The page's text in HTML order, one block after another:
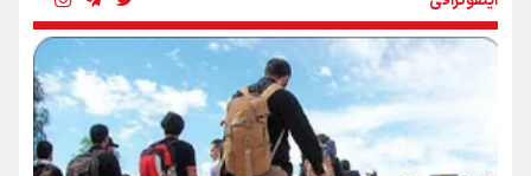
رسانه ملی و حق مردم برای شنیدن صدای رئیس‌جمهوری
روایت ایران از کنار مردم